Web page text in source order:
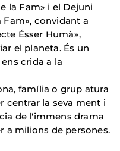
la Fam» i el Dejuni
Fam», convidant a
Ésser Humà»,
el planeta. És un
crida a la
família o grup atura
centrar la seva ment i
de l'immens drama
a milions de persones.